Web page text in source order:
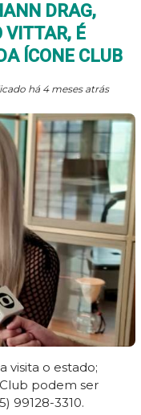
DRAG,
VITTAR, É
ÍCONE CLUB
há 4 meses atrás
visita o estado;
podem ser
99128-3310.